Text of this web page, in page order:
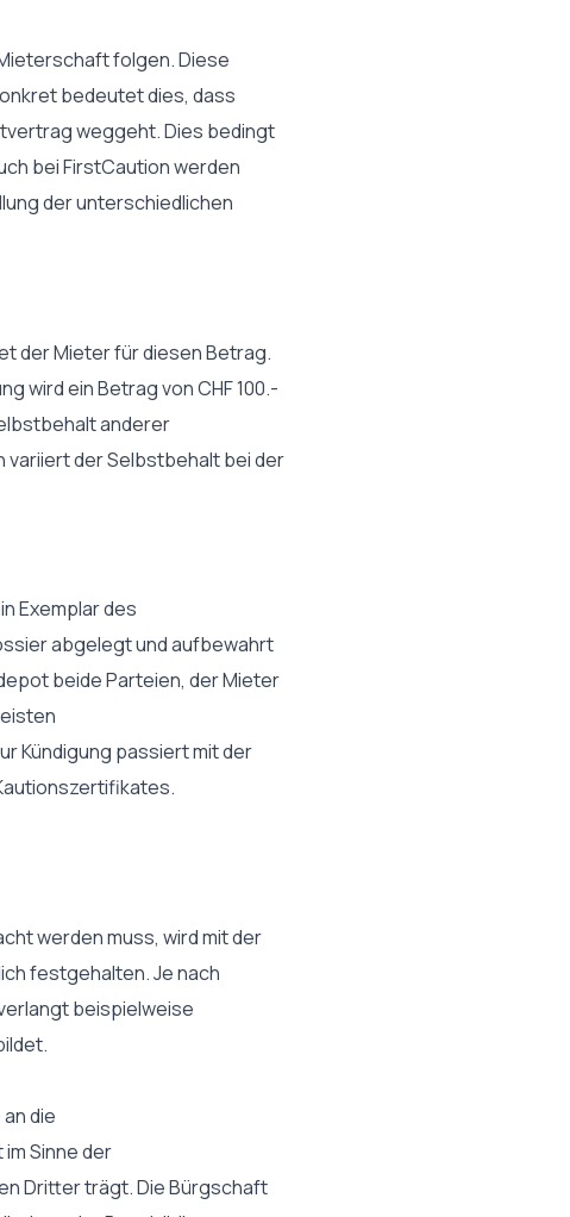
folgen. Diese
bedeutet dies, dass
weggeht. Dies bedingt
bei FirstCaution werden
der unterschiedlichen
der Mieter für diesen Betrag.
wird ein Betrag von CHF 100.-
anderer
variiert der Selbstbehalt bei der
Exemplar des
abgelegt und aufbewahrt
beide Parteien, der Mieter
Kündigung passiert mit der
werden muss, wird mit der
festgehalten. Je nach
beispielweise
die
Sinne der
Dritter trägt. Die Bürgschaft